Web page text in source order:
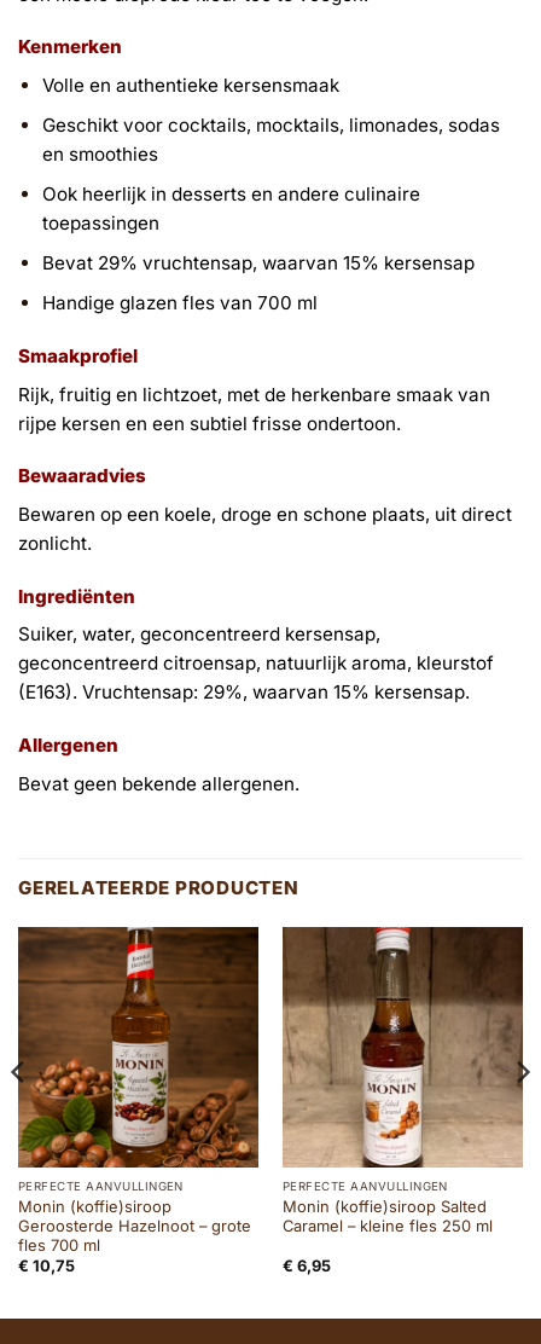
Kenmerken
Volle en authentieke kersensmaak
Geschikt voor cocktails, mocktails, limonades, sodas
en smoothies
Ook heerlijk in desserts en andere culinaire
toepassingen
Bevat 29% vruchtensap, waarvan 15% kersensap
Handige glazen fles van 700 ml
Smaakprofiel
Rijk, fruitig en lichtzoet, met de herkenbare smaak van
rijpe kersen en een subtiel frisse ondertoon.
Bewaaradvies
Bewaren op een koele, droge en schone plaats, uit direct
zonlicht.
Ingrediënten
Suiker, water, geconcentreerd kersensap,
geconcentreerd citroensap, natuurlijk aroma, kleurstof
(E163). Vruchtensap: 29%, waarvan 15% kersensap.
Allergenen
Bevat geen bekende allergenen.
GERELATEERDE PRODUCTEN
PERFECTE AANVULLINGEN
Monin (koffie)siroop
Geroosterde Hazelnoot – grote
fles 700 ml
€ 10,75
PERFECTE AANVULLINGEN
Monin (koffie)siroop Salted
Caramel – kleine fles 250 ml
€ 6,95